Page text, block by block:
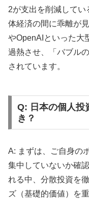
2が支出を削減して
体経済の間に乖離が
やOpenAIといった大
過熱させ、「バブル
されています。
Q: 日本の個人投
き？
A: まずは、ご自身の
集中していないか確
れる中、分散投資を
ズ（基礎的価値）を